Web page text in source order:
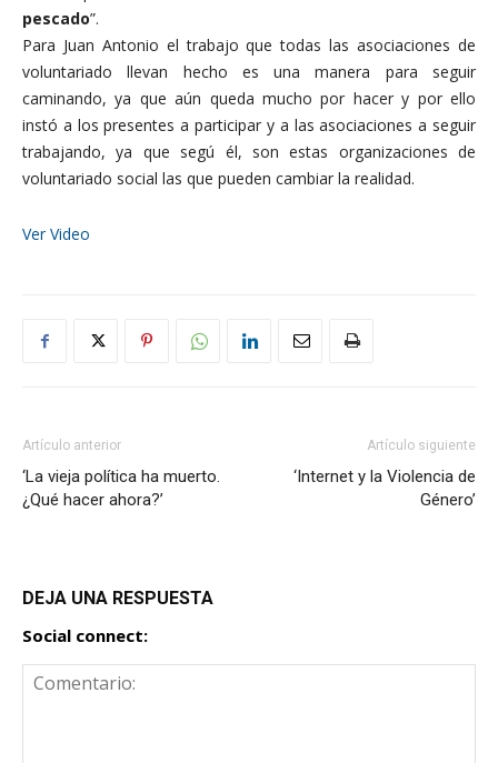
pescado”.
Para Juan Antonio el trabajo que todas las asociaciones de
voluntariado llevan hecho es una manera para seguir
caminando, ya que aún queda mucho por hacer y por ello
instó a los presentes a participar y a las asociaciones a seguir
trabajando, ya que segú él, son estas organizaciones de
voluntariado social las que pueden cambiar la realidad.
Ver Video
Artículo anterior
‘La vieja política ha muerto.
¿Qué hacer ahora?’
Artículo siguiente
‘Internet y la Violencia de
Género’
DEJA UNA RESPUESTA
Social connect: